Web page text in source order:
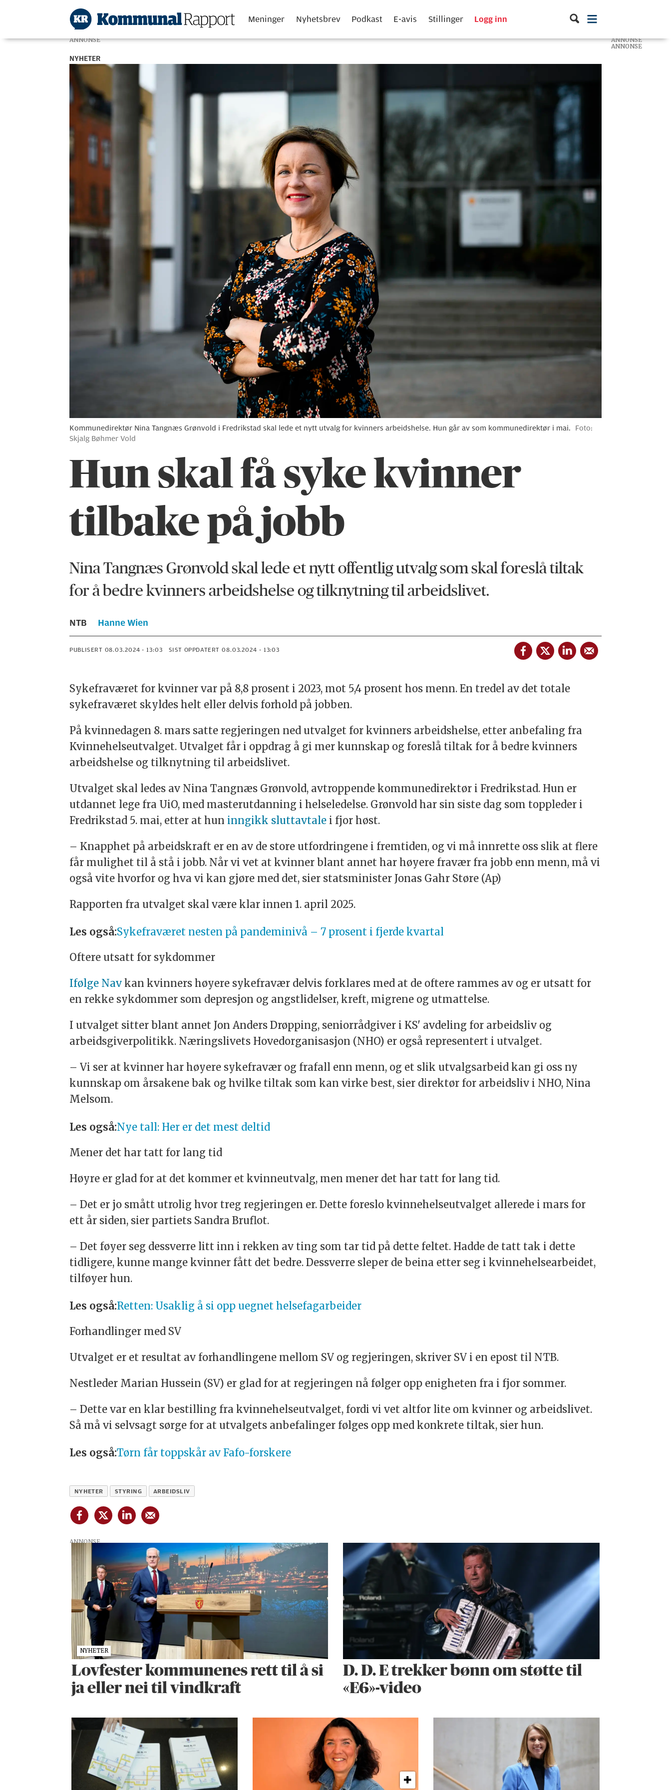
Meninger Nyhetsbrev Podkast E-avis Stillinger Logg inn
ANNONSE
NYHETER
Kommunedirektør Nina Tangnæs Grønvold i Fredrikstad skal lede et nytt utvalg for kvinners arbeidshelse. Hun går av som kommunedirektør i mai.
Foto:
Skjalg Bøhmer Vold
Hun skal få syke kvinner
tilbake på jobb
Nina Tangnæs Grønvold skal lede et nytt offentlig utvalg som skal foreslå tiltak
for å bedre kvinners arbeidshelse og tilknytning til arbeidslivet.
NTB Hanne Wien
PUBLISERT 08.03.2024 - 13:03 SIST OPPDATERT 08.03.2024 - 13:03
Sykefraværet for kvinner var på 8,8 prosent i 2023, mot 5,4 prosent hos menn. En tredel av det totale
sykefraværet skyldes helt eller delvis forhold på jobben.
På kvinnedagen 8. mars satte regjeringen ned utvalget for kvinners arbeidshelse, etter anbefaling fra
Kvinnehelseutvalget. Utvalget får i oppdrag å gi mer kunnskap og foreslå tiltak for å bedre kvinners
arbeidshelse og tilknytning til arbeidslivet.
Utvalget skal ledes av Nina Tangnæs Grønvold, avtroppende kommunedirektør i Fredrikstad. Hun er
utdannet lege fra UiO, med masterutdanning i helseledelse. Grønvold har sin siste dag som toppleder i
Fredrikstad 5. mai, etter at hun inngikk sluttavtale i fjor høst.
– Knapphet på arbeidskraft er en av de store utfordringene i fremtiden, og vi må innrette oss slik at flere
får mulighet til å stå i jobb. Når vi vet at kvinner blant annet har høyere fravær fra jobb enn menn, må vi
også vite hvorfor og hva vi kan gjøre med det, sier statsminister Jonas Gahr Støre (Ap)
Rapporten fra utvalget skal være klar innen 1. april 2025.
Les også:Sykefraværet nesten på pandeminivå – 7 prosent i fjerde kvartal
Oftere utsatt for sykdommer
Ifølge Nav kan kvinners høyere sykefravær delvis forklares med at de oftere rammes av og er utsatt for
en rekke sykdommer som depresjon og angstlidelser, kreft, migrene og utmattelse.
I utvalget sitter blant annet Jon Anders Drøpping, seniorrådgiver i KS' avdeling for arbeidsliv og
arbeidsgiverpolitikk. Næringslivets Hovedorganisasjon (NHO) er også representert i utvalget.
– Vi ser at kvinner har høyere sykefravær og frafall enn menn, og et slik utvalgsarbeid kan gi oss ny
kunnskap om årsakene bak og hvilke tiltak som kan virke best, sier direktør for arbeidsliv i NHO, Nina
Melsom.
Les også:Nye tall: Her er det mest deltid
Mener det har tatt for lang tid
Høyre er glad for at det kommer et kvinneutvalg, men mener det har tatt for lang tid.
– Det er jo smått utrolig hvor treg regjeringen er. Dette foreslo kvinnehelseutvalget allerede i mars for
ett år siden, sier partiets Sandra Bruflot.
– Det føyer seg dessverre litt inn i rekken av ting som tar tid på dette feltet. Hadde de tatt tak i dette
tidligere, kunne mange kvinner fått det bedre. Dessverre sleper de beina etter seg i kvinnehelsearbeidet,
tilføyer hun.
Les også:Retten: Usaklig å si opp uegnet helsefagarbeider
Forhandlinger med SV
Utvalget er et resultat av forhandlingene mellom SV og regjeringen, skriver SV i en epost til NTB.
Nestleder Marian Hussein (SV) er glad for at regjeringen nå følger opp enigheten fra i fjor sommer.
– Dette var en klar bestilling fra kvinnehelseutvalget, fordi vi vet altfor lite om kvinner og arbeidslivet.
Så må vi selvsagt sørge for at utvalgets anbefalinger følges opp med konkrete tiltak, sier hun.
Les også:Tørn får toppskår av Fafo-forskere
NYHETER STYRING ARBEIDSLIV
ANNONSE
NYHETER
Lovfester kommunenes rett til å si
ja eller nei til vindkraft
D. D. E trekker bønn om støtte til
«E6»-video
ANNONSE
ANNONSE
ANNONSE